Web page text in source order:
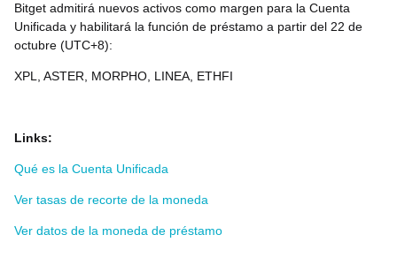
Bitget admitirá nuevos activos como margen para la Cuenta
Unificada y habilitará la función de préstamo a partir del 22 de
octubre (UTC+8):
XPL, ASTER, MORPHO, LINEA, ETHFI
Links:
Qué es la Cuenta Unificada
Ver tasas de recorte de la moneda
Ver datos de la moneda de préstamo